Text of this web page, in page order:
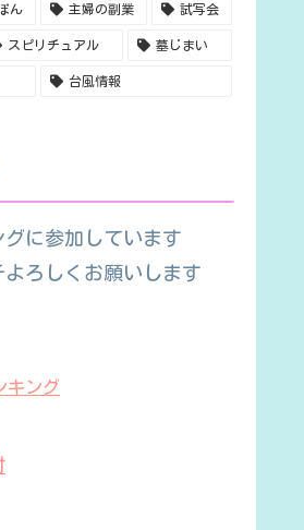
ん 主婦の副業 試写会
スピリチュアル 墓じまい
台風情報
に参加しています
よろしくお願いします
キング